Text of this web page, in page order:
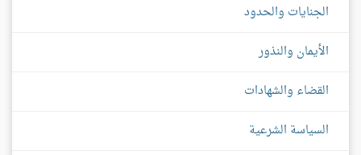
الجنايات والحدود
الأيمان والنذور
القضاء والشهادات
السياسة الشرعية